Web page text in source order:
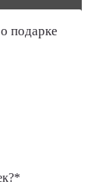
подарке